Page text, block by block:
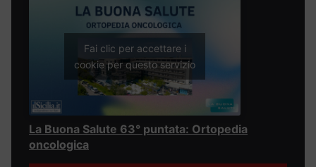
Fai clic per accettare i
cookie per questo servizio
La Buona Salute 63° puntata: Ortopedia
oncologica